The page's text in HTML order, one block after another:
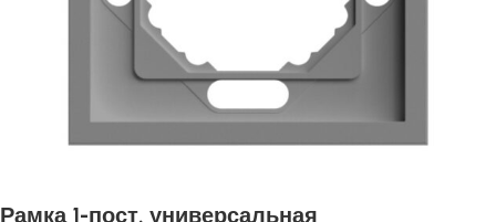
Рамка 1-пост. универсальная